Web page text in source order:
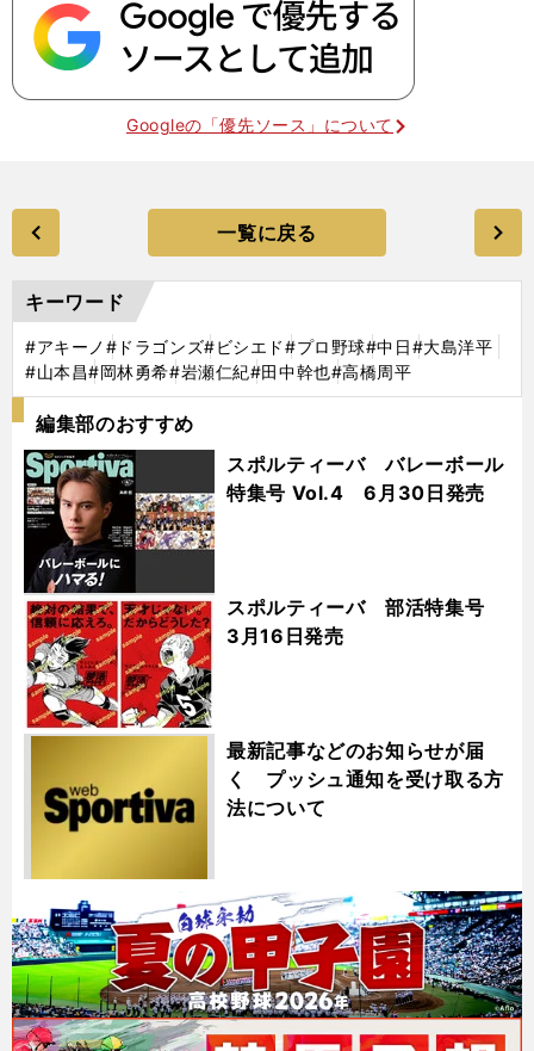
Googleの「優先ソース」について
一覧に戻る
キーワード
#アキーノ #ドラゴンズ#ビシエド#プロ野球#中日#大島洋平
#山本昌#岡林勇希#岩瀬仁紀#田中幹也#高橋周平
編集部のおすすめ
スポルティーバ バレーボール
特集号 Vol.4 6月30日発売
スポルティーバ 部活特集号
3月16日発売
最新記事などのお知らせが届
く プッシュ通知を受け取る方
法について